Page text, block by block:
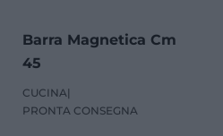
Barra Magnetica Cm
45
CUCINA|
PRONTA CONSEGNA